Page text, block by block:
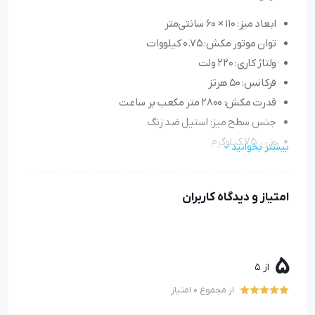
ابعاد میز: 110 × 60 سانتی‌متر
توان موتور مکش: 0.75 کیلووات
ولتاژ کاری: 220 ولت
فرکانس: 50 هرتز
قدرت مکش: 2800 متر مکعب بر ساعت
جنس سطح میز: استیل ضد زنگ
وزن: 75 کیلوگرم
برای اتوکشی در صنعت خیاطی
مقدمه: آشنایی با میز مکش قایقی سیلتر 110
بیشتر بخوانید
امتیاز و دیدگاه کاربران
5 از 5
از مجموع 0 امتیاز